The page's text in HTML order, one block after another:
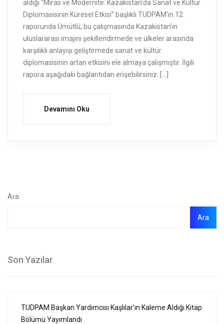
aldığı “Miras ve Modernite: Kazakistan’da Sanat ve Kültür
Diplomasisinin Küresel Etkisi” başlıklı TUDPAM‘ın 12.
raporunda Ümütlü, bu çalışmasında Kazakistan’ın
uluslararası imajını şekillendirmede ve ülkeler arasında
karşılıklı anlayışı geliştirmede sanat ve kültür
diplomasisinin artan etkisini ele almaya çalışmıştır. İlgili
rapora aşağıdaki bağlantıdan erişebilirsiniz. […]
Devamını Oku
Ara
Ara
Son Yazılar
TUDPAM Başkan Yardımcısı Kaşlılar’ın Kaleme Aldığı Kitap
Bölümü Yayımlandı